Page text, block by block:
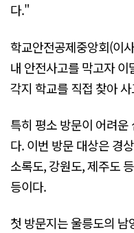
다."
학교안전공제중앙회(이
내 안전사고를 막고자
각지 학교를 직접 찾아
특히 평소 방문이 어려
다. 이번 방문 대상은 경
소록도, 강원도, 제주도
등이다.
첫 방문지는 울릉도의 남